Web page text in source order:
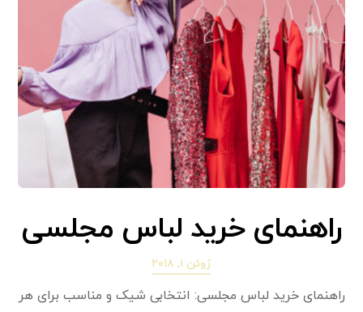
راهنمای خرید لباس مجلسی
ژوئن ۱, ۲۰۱۸
راهنمای خرید لباس مجلسی: انتخابی شیک و مناسب برای هر